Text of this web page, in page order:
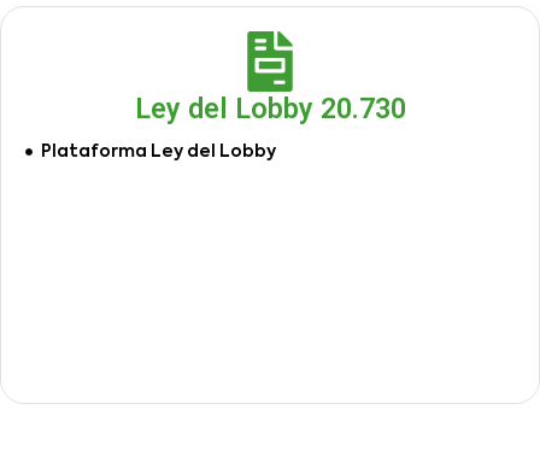
Ley del Lobby 20.730
Plataforma Ley del Lobby